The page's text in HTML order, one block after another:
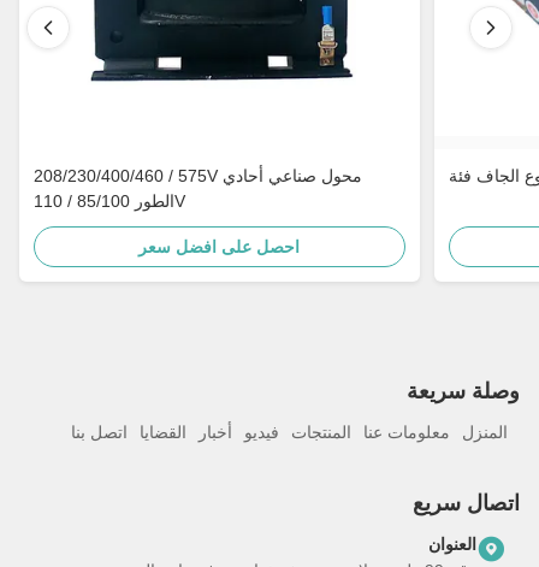
208/230/400/460 / 575V محول صناعي أحادي
الطور 85/100 / 110V
احصل على افضل سعر
وصلة سريعة
المنزل معلومات عنا المنتجات فيديو أخبار القضايا اتصل بنا
اتصال سريع
العنوان